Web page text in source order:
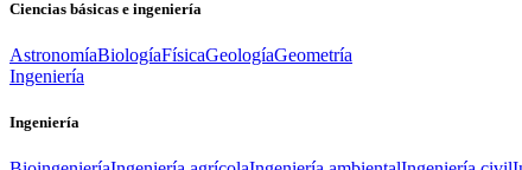
Ciencias básicas e ingeniería
AstronomíaBiologíaFísicaGeologíaGeometría
Ingeniería
Ingeniería